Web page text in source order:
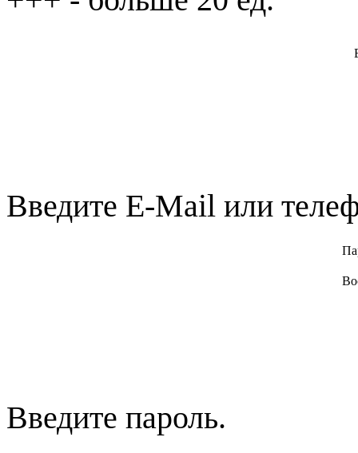
Введите E-Mail или
Введите пароль.